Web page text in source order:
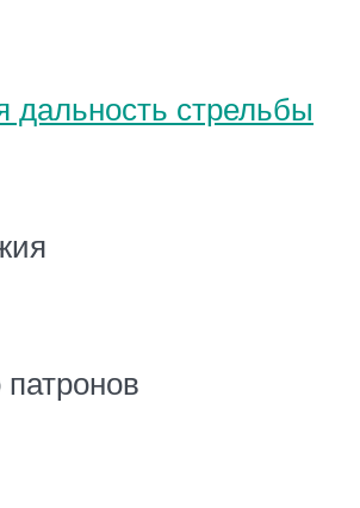
дальность стрельбы